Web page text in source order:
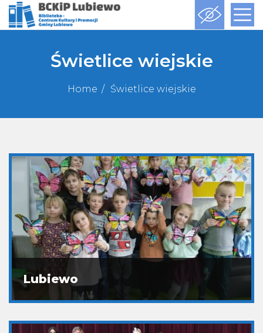
Świetlice wiejskie
Home Świetlice wiejskie
Lubiewo